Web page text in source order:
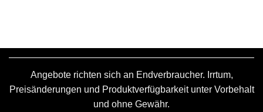
Angebote richten sich an Endverbraucher. Irrtum,
Preisänderungen und Produktverfügbarkeit unter Vorbehalt
und ohne Gewähr.